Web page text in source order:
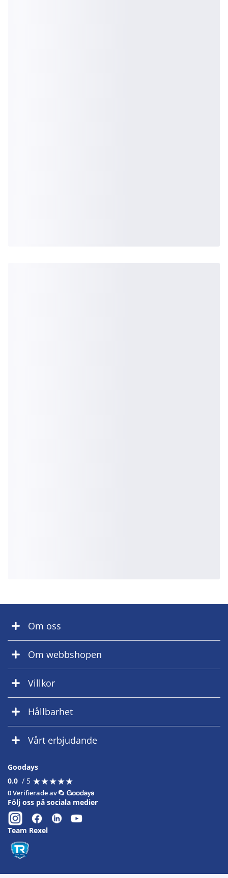
Om oss
Om webbshopen
Villkor
Hållbarhet
Vårt erbjudande
Goodays
0.0 / 5 ★★★★★
★★★★★
0 Verifierade av
Följ oss på sociala medier
Team Rexel